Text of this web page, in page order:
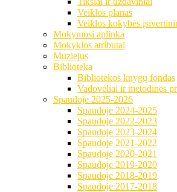
Veiklos planas
Veiklos kokybės
Mokymosi aplinka
Mokyklos atributai
Muziejus
Biblioteka
Bibliotekos knygų fondas
Vadovėliai ir metodinės
Spaudoje 2025-2026
Spaudoje 2024-2025
Spaudoje 2022-2023
Spaudoje 2023-2024
Spaudoje 2021-2022
Spaudoje 2020-2021
Spaudoje 2019-2020
Spaudoje 2018-2019
Spaudoje 2017-2018